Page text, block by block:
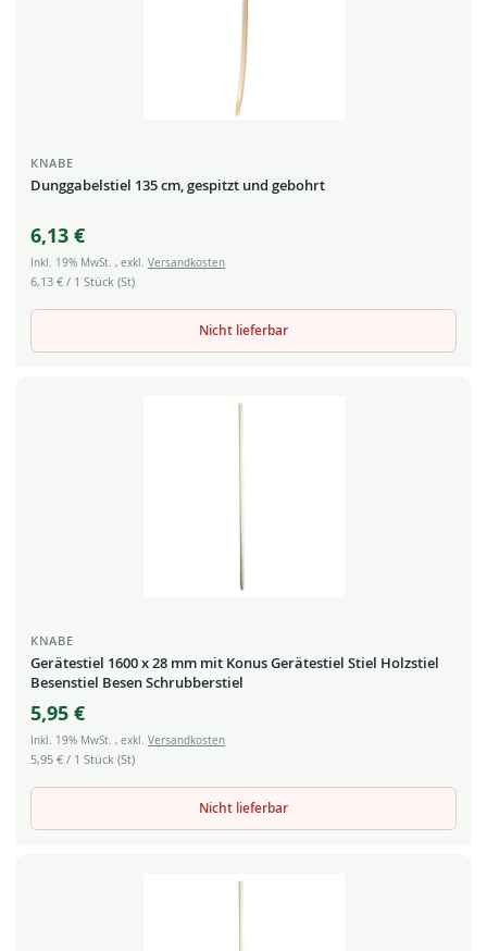
KNABE
Dunggabelstiel 135 cm, gespitzt und gebohrt
6,13 €
Inkl. 19% MwSt. , exkl. Versandkosten
6,13 € / 1 Stück (St)
Nicht lieferbar
KNABE
Gerätestiel 1600 x 28 mm mit Konus Gerätestiel Stiel Holzstiel
Besenstiel Besen Schrubberstiel
5,95 €
Inkl. 19% MwSt. , exkl. Versandkosten
5,95 € / 1 Stück (St)
Nicht lieferbar